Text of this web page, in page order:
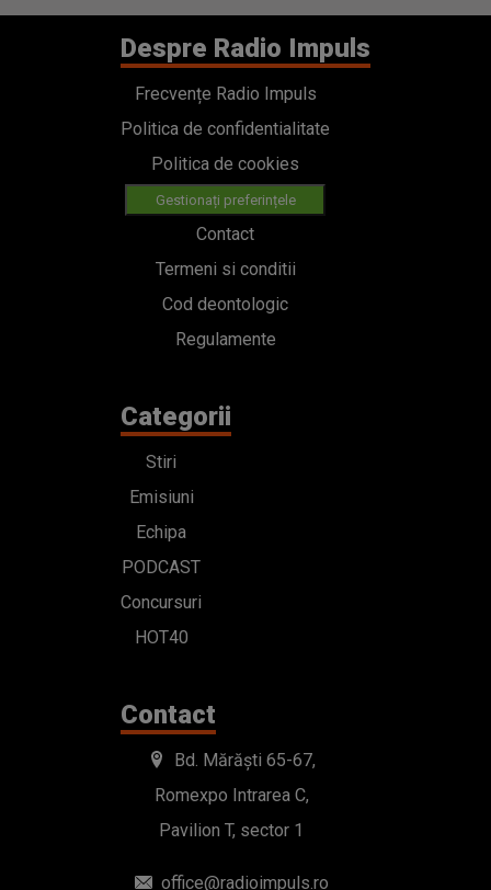
Despre Radio Impuls
Frecvențe Radio Impuls
Politica de confidentialitate
Politica de cookies
Gestionați preferințele
Contact
Termeni si conditii
Cod deontologic
Regulamente
Categorii
Stiri
Emisiuni
Echipa
PODCAST
Concursuri
HOT40
Contact
Bd. Mărăști 65-67,
Romexpo Intrarea C,
Pavilion T, sector 1
office@radioimpuls.ro